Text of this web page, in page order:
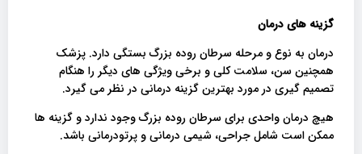
گزینه های درمان
درمان به نوع و مرحله سرطان روده بزرگ بستگی دارد. پزشک
همچنین سن، سلامت کلی و برخی ویژگی های دیگر را هنگام
تصمیم گیری در مورد بهترین گزینه درمانی در نظر می گیرد.
هیچ درمان واحدی برای سرطان روده بزرگ وجود ندارد و گزینه ها
ممکن است شامل جراحی، شیمی درمانی و پرتودرمانی باشد.